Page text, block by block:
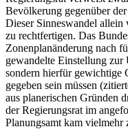
Bevölkerung gegenüber
Dieser Sinneswandel
zu rechtfertigen. Das
Zonenplanänderung nach
gewandelte Einstellung zur
sondern hierfür gewichtige
gegeben sein müssen
aus planerischen Gründen
der Regierungsrat im
Planungsamt kam vielmehr